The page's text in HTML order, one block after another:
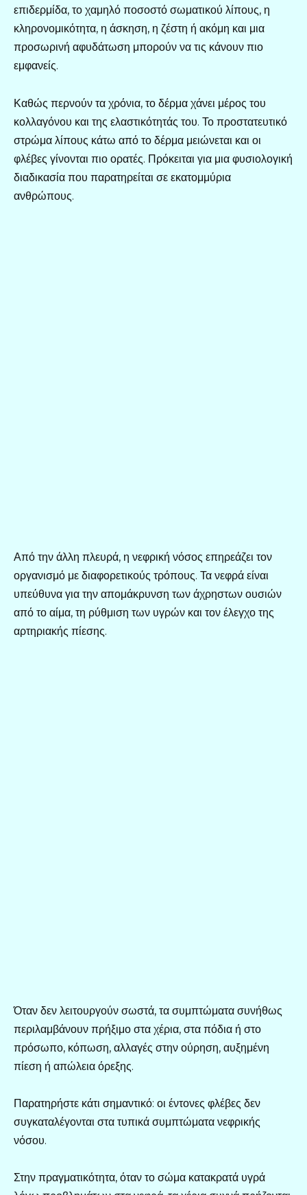
επιδερμίδα, το χαμηλό ποσοστό σωματικού λίπους, η
κληρονομικότητα, η άσκηση, η ζέστη ή ακόμη και μια
προσωρινή αφυδάτωση μπορούν να τις κάνουν πιο
εμφανείς.
Καθώς περνούν τα χρόνια, το δέρμα χάνει μέρος του
κολλαγόνου και της ελαστικότητάς του. Το προστατευτικό
στρώμα λίπους κάτω από το δέρμα μειώνεται και οι
φλέβες γίνονται πιο ορατές. Πρόκειται για μια φυσιολογική
διαδικασία που παρατηρείται σε εκατομμύρια
ανθρώπους.
Από την άλλη πλευρά, η νεφρική νόσος επηρεάζει τον
οργανισμό με διαφορετικούς τρόπους. Τα νεφρά είναι
υπεύθυνα για την απομάκρυνση των άχρηστων ουσιών
από το αίμα, τη ρύθμιση των υγρών και τον έλεγχο της
αρτηριακής πίεσης.
Όταν δεν λειτουργούν σωστά, τα συμπτώματα συνήθως
περιλαμβάνουν πρήξιμο στα χέρια, στα πόδια ή στο
πρόσωπο, κόπωση, αλλαγές στην ούρηση, αυξημένη
πίεση ή απώλεια όρεξης.
Παρατηρήστε κάτι σημαντικό: οι έντονες φλέβες δεν
συγκαταλέγονται στα τυπικά συμπτώματα νεφρικής
νόσου.
Στην πραγματικότητα, όταν το σώμα κατακρατά υγρά